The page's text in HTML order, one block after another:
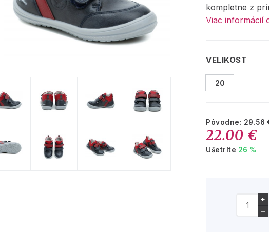
kompletne z
Viac informácií
VELIKOST
20
Pôvodne:29.56
22.00 €
Ušetríte 26 %
+
−